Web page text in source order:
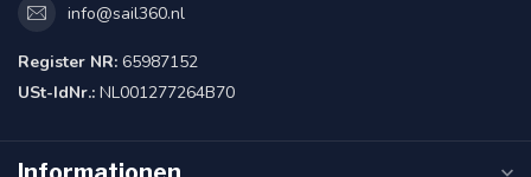
info@sail360.nl
Register NR: 65987152
USt-IdNr.: NL001277264B70